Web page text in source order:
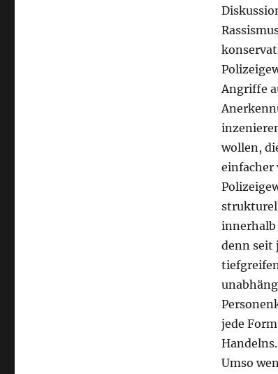
Angriffe
wollen,
einfacher
innerhalb
denn seit
jede
Handelns.
Umso